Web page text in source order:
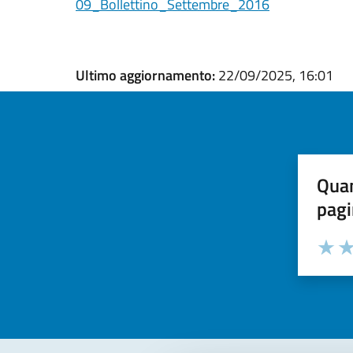
09_Bollettino_Settembre_2016
Ultimo aggiornamento:22/09/2025, 16:01
Valuta